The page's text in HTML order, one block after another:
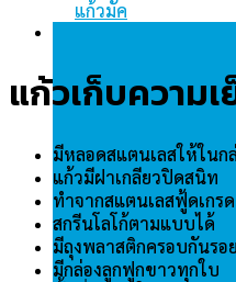
แก้วมัค
แก้วเก็บความ
มีหลอดสแตนเลสให้ในก
แก้วมีฝาเกลียวปิดสนิท
ทำจากสแตนเลสฟู้ดเกร
สกรีนโลโก้ตามแบบได้
มีถุงพลาสติกครอบกันร
มีกล่องลูกฟูกขาวทุกใบ